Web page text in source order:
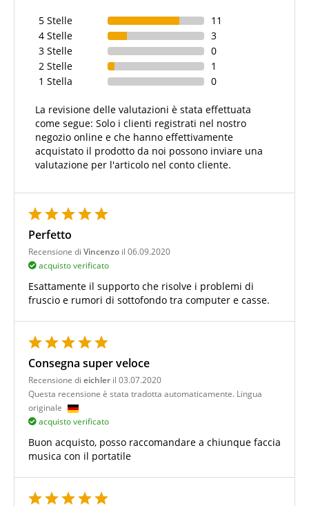
5 Stelle
11
4 Stelle
3
3 Stelle
0
2 Stelle
1
1 Stella
0
La revisione delle valutazioni è stata effettuata
come segue: Solo i clienti registrati nel nostro
negozio online e che hanno effettivamente
acquistato il prodotto da noi possono inviare una
valutazione per l'articolo nel conto cliente.
Perfetto
Recensione di Vincenzo il 06.09.2020
acquisto verificato
Esattamente il supporto che risolve i problemi di
fruscio e rumori di sottofondo tra computer e casse.
Consegna super veloce
Recensione di eichler il 03.07.2020
Questa recensione è stata tradotta automaticamente. Lingua
originale
acquisto verificato
Buon acquisto, posso raccomandare a chiunque faccia
musica con il portatile